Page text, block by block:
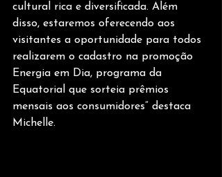
cultural rica e diversificada. Além
disso, estaremos oferecendo aos
visitantes a oportunidade para todos
realizarem o cadastro na promoção
Energia em Dia, programa da
Equatorial que sorteia prêmios
mensais aos consumidores” destaca
Michelle.